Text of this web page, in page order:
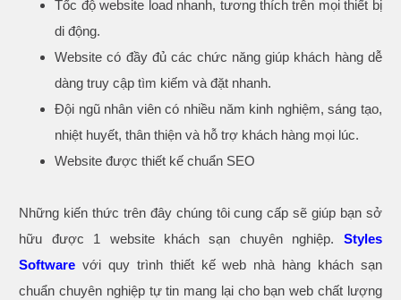
Tốc độ website load nhanh, tương thích trên mọi thiết bị
di động.
Website có đầy đủ các chức năng giúp khách hàng dễ
dàng truy cập tìm kiếm và đặt nhanh.
Đội ngũ nhân viên có nhiều năm kinh nghiệm, sáng tạo,
nhiệt huyết, thân thiện và hỗ trợ khách hàng mọi lúc.
Website được thiết kế chuẩn SEO
Những kiến thức trên đây chúng tôi cung cấp sẽ giúp bạn sở
hữu được 1 website khách sạn chuyên nghiệp. Styles
Software với quy trình thiết kế web nhà hàng khách sạn
chuẩn chuyên nghiệp tự tin mang lại cho bạn web chất lượng